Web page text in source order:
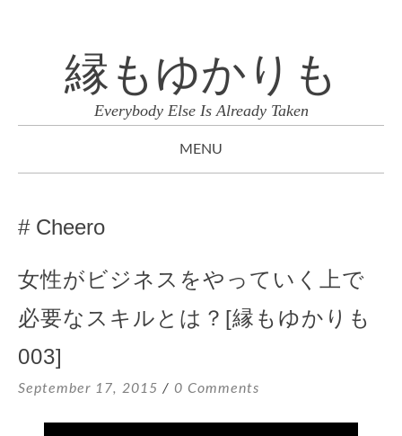
縁もゆかりも
Everybody Else Is Already Taken
MENU
Cheero
女性がビジネスをやっていく上で
必要なスキルとは？[縁もゆかりも
003]
September 17, 2015 0 Comments